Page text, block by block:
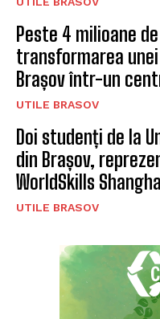
Peste 4 milioane
transformarea
Brașov într-un
UTILE BRASOV
Doi studenți de la
din Brașov,
WorldSkills
UTILE BRASOV